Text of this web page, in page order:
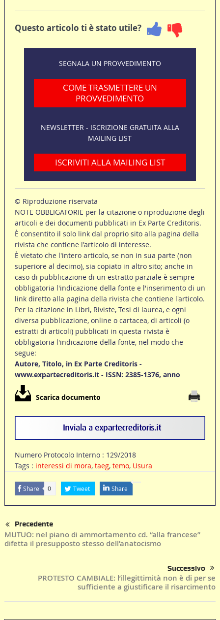
Questo articolo ti è stato utile?
SEGNALA UN PROVVEDIMENTO
COME TRASMETTERE UN
PROVVEDIMENTO
NEWSLETTER - ISCRIZIONE GRATUITA ALLA
MAILING LIST
ISCRIVITI ALLA MAILING LIST
© Riproduzione riservata
NOTE OBBLIGATORIE per la citazione o riproduzione degli
articoli e dei documenti pubblicati in Ex Parte Creditoris.
È consentito il solo link dal proprio sito alla pagina della
rivista che contiene l'articolo di interesse.
È vietato che l'intero articolo, se non in sua parte (non
superiore al decimo), sia copiato in altro sito; anche in
caso di pubblicazione di un estratto parziale è sempre
obbligatoria l'indicazione della fonte e l'inserimento di un
link diretto alla pagina della rivista che contiene l'articolo.
Per la citazione in Libri, Riviste, Tesi di laurea, e ogni
diversa pubblicazione, online o cartacea, di articoli (o
estratti di articoli) pubblicati in questa rivista è
obbligatoria l'indicazione della fonte, nel modo che
segue:
Autore, Titolo, in Ex Parte Creditoris -
www.expartecreditoris.it - ISSN: 2385-1376, anno
Scarica documento
Numero Protocolo Interno : 129/2018
Tags : interessi di mora, taeg, temo, Usura
Share 0 Tweet Share
Precedente
MUTUO: nel piano di ammortamento cd. “alla francese”
difetta il presupposto stesso dell’anatocismo
Successivo
PROTESTO CAMBIALE: l’illegittimità non è di per se
sufficiente a giustificare il risarcimento